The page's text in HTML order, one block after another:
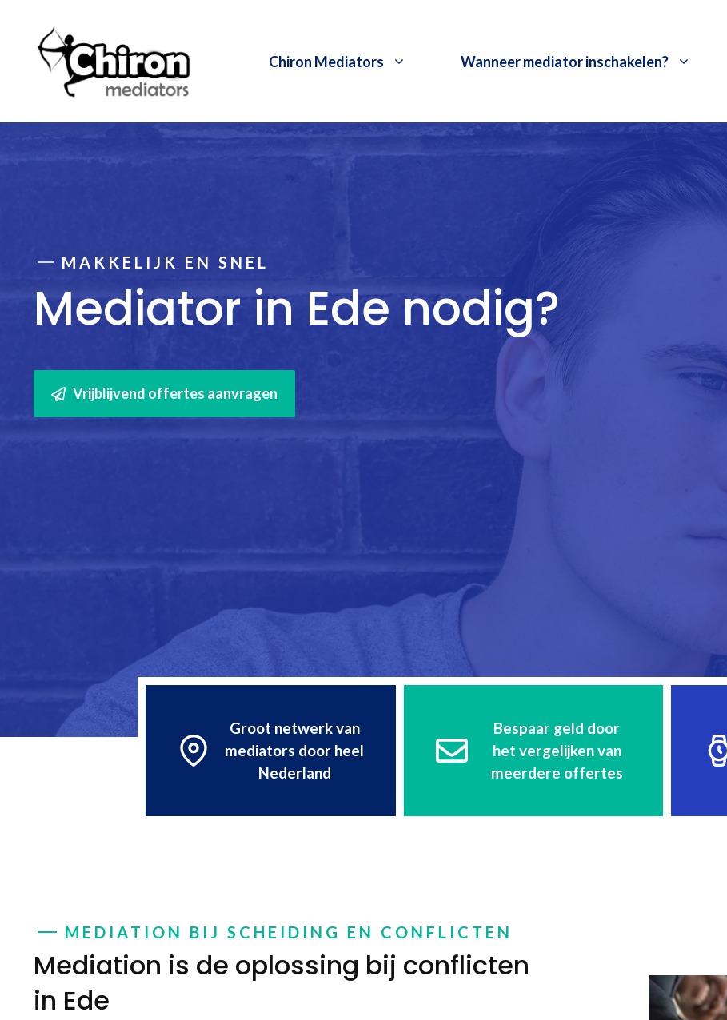
Chiron Mediators Wanneer mediator inschakelen?
MAKKELIJK EN SNEL
Mediator in Ede nodig?
Vrijblijvend offertes aanvragen
Groot netwerk van
mediators door heel
Nederland
Bespaar geld door
het vergelijken van
meerdere offertes
MEDIATION BIJ SCHEIDING EN CONFLICTEN
Mediation is de oplossing bij conflicten
in Ede